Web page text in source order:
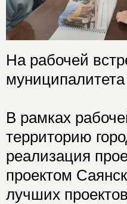
На рабочей
В рамках
территорию
реализация
проектом
лучших